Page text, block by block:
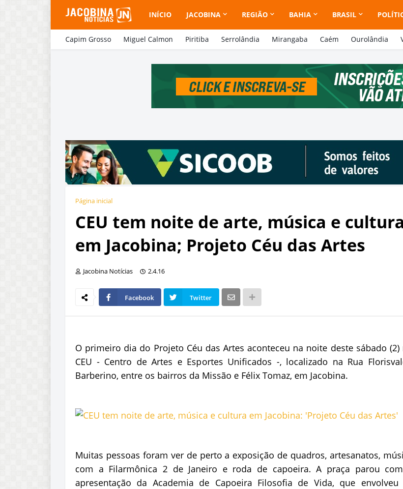
INÍCIO JACOBINA REGIÃO BAHIA BRASIL
Capim Grosso Miguel Calmon Piritiba Serrolândia Mirangaba Caém Ourolândia
Página inicial
CEU tem noite de arte, música e cultura
em Jacobina; Projeto Céu das Artes
Jacobina Notícias 2.4.16
Facebook Twitter
O primeiro dia do Projeto Céu das Artes aconteceu na noite deste sábado (2)
CEU - Centro de Artes e Esportes Unificados -, localizado na Rua
Barberino, entre os bairros da Missão e Félix Tomaz, em Jacobina.
Muitas pessoas foram ver de perto a exposição de quadros, artesanatos,
com a Filarmônica 2 de Janeiro e roda de capoeira. A praça parou
apresentação da Academia de Capoeira Filosofia de Vida, que envolveu